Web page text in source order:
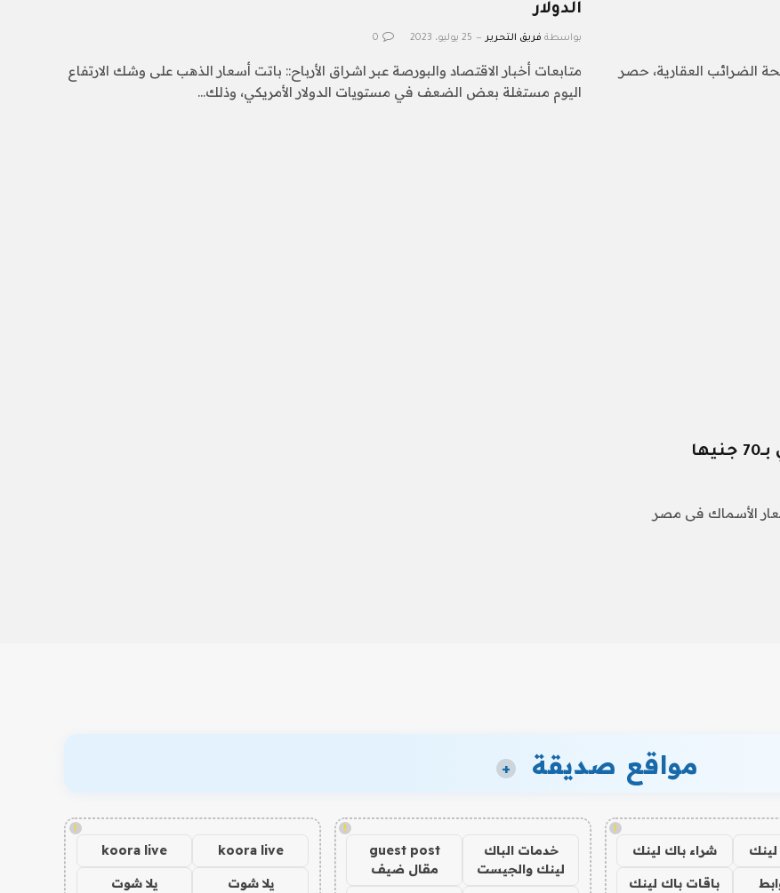
الضرائب العقارية، حصر
الدولار
بواسطة فريق التحرير 25 يوليو، 2023 0
متابعات أخبار الاقتصاد والبورصة عبر اشراق الأرباح:: باتت أسعار الذهب على وشك الارتفاع
اليوم مستغلة بعض الضعف في مستويات الدولار الأمريكي، وذلك…
الأسماك فى مصر
مواقع صديقة +
!
شراء باك لينك
باقات باك لينك
!
خدمات الباك
لينك والجيست
guest post
مقال ضيف
!
koora live
koora live
يلا شوت يلا شوت